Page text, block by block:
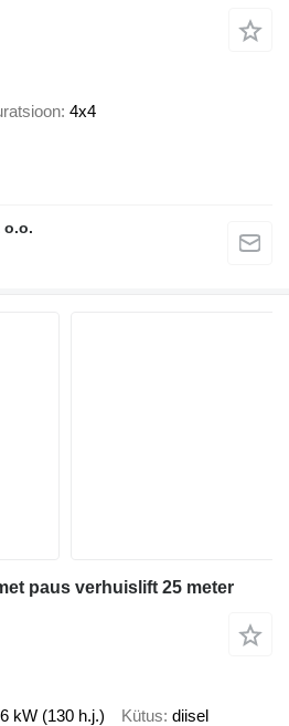
4x4
o.o.
paus verhuislift 25 meter
kW (130 h.j.) Kütus diisel